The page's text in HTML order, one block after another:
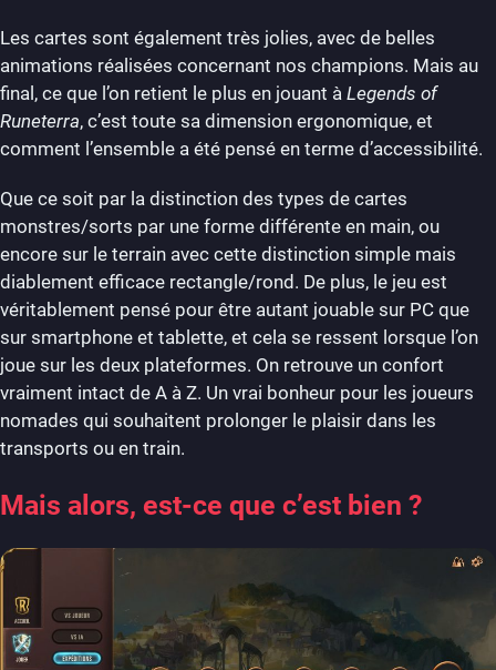
Les cartes sont également très jolies, avec de belles
animations réalisées concernant nos champions. Mais au
final, ce que l’on retient le plus en jouant à Legends of
Runeterra, c’est toute sa dimension ergonomique, et
comment l’ensemble a été pensé en terme d’accessibilité.
Que ce soit par la distinction des types de cartes
monstres/sorts par une forme différente en main, ou
encore sur le terrain avec cette distinction simple mais
diablement efficace rectangle/rond. De plus, le jeu est
véritablement pensé pour être autant jouable sur PC que
sur smartphone et tablette, et cela se ressent lorsque l’on
joue sur les deux plateformes. On retrouve un confort
vraiment intact de A à Z. Un vrai bonheur pour les joueurs
nomades qui souhaitent prolonger le plaisir dans les
transports ou en train.
Mais alors, est-ce que c’est bien ?